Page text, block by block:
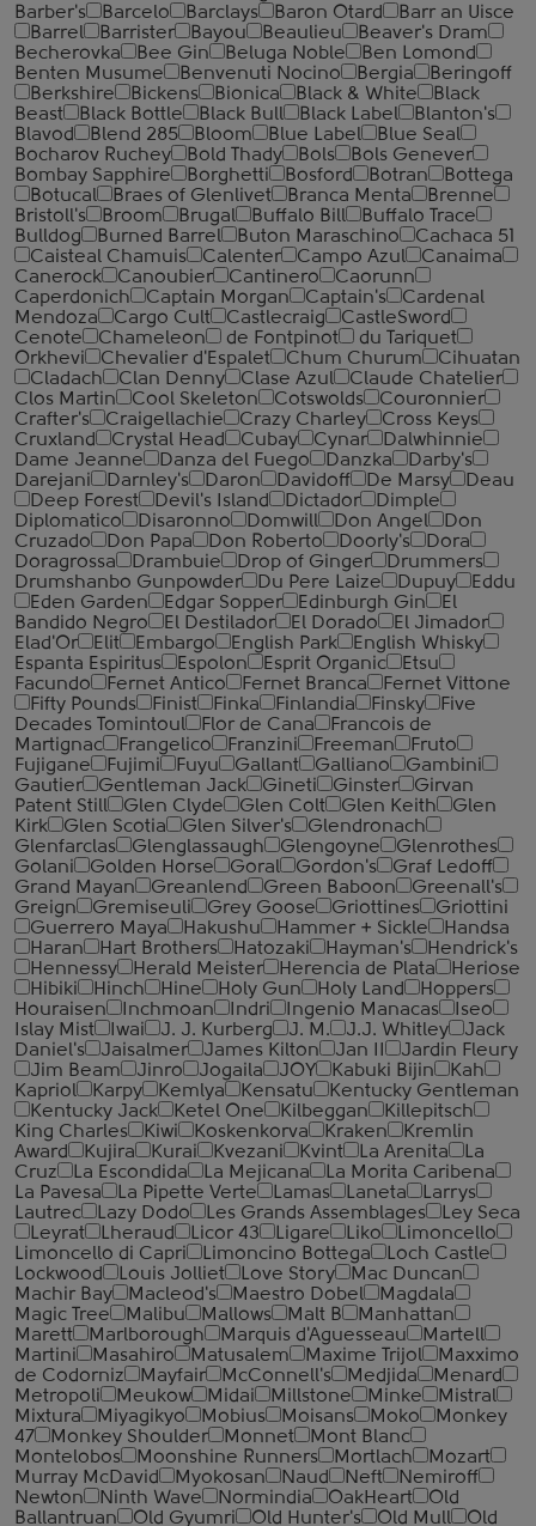
Barber's
Barcelo Barclays Baron Otard
Barr an Uisce
Barrel
Barrister Bayou Beaulieu
Beaver's Dram
Becherovka
Bee Gin Beluga Noble
Ben Lomond
Benten Musume
Benvenuti Nocino Bergia
Beringoff
Berkshire
Bickens Bionica Black & White
Black
Beast
Black Bottle Black Bull Black Label
Blanton's
Blavod
Blend 285 Bloom Blue Label
Blue Seal
Bocharov Ruchey
Bold Thady Bols
Bols Genever
Bombay Sapphire
Borghetti Bosford Botran
Bottega
Botucal
Braes of Glenlivet Branca Menta
Brenne
Bristoll's
Broom Brugal Buffalo Bill
Buffalo Trace
Bulldog
Burned Barrel Buton Maraschino
Cachaca 51
Caisteal Chamuis
Calenter Campo Azul
Canaima
Canerock
Canoubier Cantinero
Caorunn
Caperdonich
Captain Morgan Captain's
Cardenal
Mendoza
Cargo Cult Castlecraig
CastleSword
Cenote
Chameleon de Fontpinot
du Tariquet
Orkhevi
Chevalier d'Espalet Chum Churum
Cihuatan
Cladach
Clan Denny Clase Azul
Claude Chatelier
Clos Martin
Cool Skeleton Cotswolds
Couronnier
Crafter's
Craigellachie Crazy Charley
Cross Keys
Cruxland
Crystal Head Cubay Cynar
Dalwhinnie
Dame Jeanne
Danza del Fuego Danzka
Darby's
Darejani
Darnley's Daron Davidoff De Marsy
Deau
Deep Forest
Devil's Island Dictador
Dimple
Diplomatico
Disaronno Domwill Don Angel
Don
Cruzado
Don Papa Don Roberto Doorly's
Dora
Doragrossa
Drambuie Drop of Ginger
Drummers
Drumshanbo Gunpowder
Du Pere Laize Dupuy
Eddu
Eden Garden
Edgar Sopper Edinburgh Gin
El
Bandido Negro
El Destilador El Dorado
El Jimador
Elad'Or
Elit Embargo English Park
English Whisky
Espanta Espiritus
Espolon Esprit Organic
Etsu
Facundo
Fernet Antico Fernet Branca
Fernet Vittone
Fifty Pounds
Finist Finka Finlandia Finsky
Five
Decades Tomintoul
Flor de Cana
Francois de
Martignac
Frangelico Franzini Freeman
Fruto
Fujigane
Fujimi Fuyu Gallant Galliano
Gambini
Gautier
Gentleman Jack Gineti Ginster
Girvan
Patent Still
Glen Clyde Glen Colt Glen Keith
Glen
Kirk
Glen Scotia Glen Silver's
Glendronach
Glenfarclas
Glenglassaugh Glengoyne
Glenrothes
Golani
Golden Horse Goral Gordon's
Graf Ledoff
Grand Mayan
Greanlend Green Baboon
Greenall's
Greign
Gremiseuli Grey Goose Griottines
Griottini
Guerrero Maya
Hakushu Hammer + Sickle
Handsa
Haran
Hart Brothers Hatozaki Hayman's
Hendrick's
Hennessy
Herald Meister Herencia de Plata
Heriose
Hibiki
Hinch Hine Holy Gun Holy Land
Hoppers
Houraisen
Inchmoan Indri Ingenio Manacas
Iseo
Islay Mist
Iwai J. J. Kurberg J. M. J.J. Whitley
Jack
Daniel's
Jaisalmer James Kilton Jan II
Jardin Fleury
Jim Beam
Jinro Jogaila JOY Kabuki Bijin
Kah
Kapriol
Karpy Kemlya Kensatu
Kentucky Gentleman
Kentucky Jack
Ketel One Kilbeggan
Killepitsch
King Charles
Kiwi Koskenkorva Kraken
Kremlin
Award
Kujira Kurai Kvezani Kvint La Arenita
La
Cruz
La Escondida La Mejicana
La Morita Caribena
La Pavesa
La Pipette Verte Lamas Laneta
Larrys
Lautrec
Lazy Dodo Les Grands Assemblages
Ley Seca
Leyrat
Lheraud Licor 43 Ligare Liko
Limoncello
Limoncello di Capri
Limoncino Bottega
Loch Castle
Lockwood
Louis Jolliet Love Story
Mac Duncan
Machir Bay
Macleod's Maestro Dobel
Magdala
Magic Tree
Malibu Mallows Malt B
Manhattan
Marett
Marlborough Marquis d'Aguesseau
Martell
Martini
Masahiro Matusalem Maxime Trijol
Maxximo
de Codorniz
Mayfair McConnell's Medjida
Menard
Metropoli
Meukow Midai Millstone Minke
Mistral
Mixtura
Miyagikyo Mobius Moisans Moko
Monkey
47
Monkey Shoulder Monnet
Mont Blanc
Montelobos
Moonshine Runners Mortlach
Mozart
Murray McDavid
Myokosan Naud Neft
Nemiroff
Newton
Ninth Wave Normindia OakHeart
Old
Ballantruan
Old Gyumri Old Hunter's Old Mull
Old